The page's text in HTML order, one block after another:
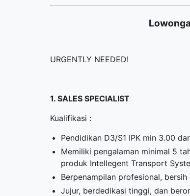
URGENTLY NEEDED!
1. SALES SPECIALIST
Kualifikasi :
Pendidikan D3/S1 IPK min 3.00
Memiliki pengalaman minimal 5
produk Intellegent Transport
Berpenampilan profesional, bersih
Jujur, berdedikasi tinggi, dan